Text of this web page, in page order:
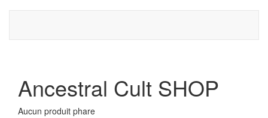
Ancestral Cult SHOP
Aucun produit phare